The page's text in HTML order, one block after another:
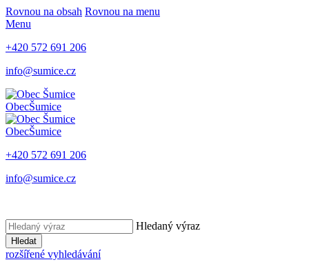
Rovnou na obsah Rovnou na menu
Menu
+420 572 691 206
info@sumice.cz
ObecŠumice
ObecŠumice
+420 572 691 206
info@sumice.cz
Hledaný výraz
Hledat
rozšířené vyhledávání